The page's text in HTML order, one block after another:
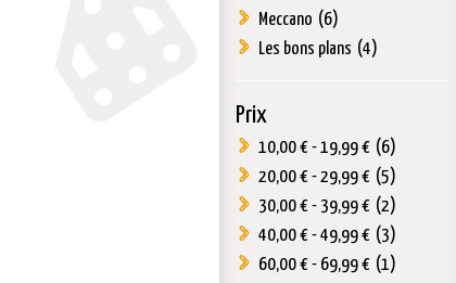
Meccano (6)
Les bons plans (4)
Prix
10,00 €-19,99 € (6)
20,00 €-29,99 € (5)
30,00 €- 39,99 € (2)
40,00 €-49,99 € (3)
60,00 €- 69,99 € (1)